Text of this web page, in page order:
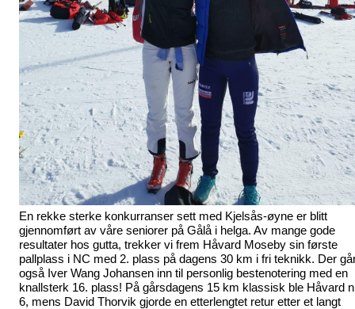
En rekke sterke konkurranser sett med Kjelsås-øyne er blitt
gjennomført av våre seniorer på Gålå i helga. Av mange gode
resultater hos gutta, trekker vi frem Håvard Moseby sin første
pallplass i NC med 2. plass på dagens 30 km i fri teknikk. Der
også Iver Wang Johansen inn til personlig bestenotering med en
knallsterk 16. plass! På gårsdagens 15 km klassisk ble Håvard
6, mens David Thorvik gjorde en etterlengtet retur etter et langt